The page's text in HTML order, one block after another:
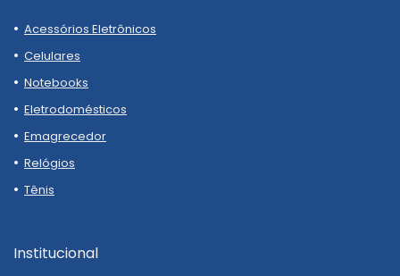
Acessórios Eletrônicos
Celulares
Notebooks
Eletrodomésticos
Emagrecedor
Relógios
Tênis
Institucional